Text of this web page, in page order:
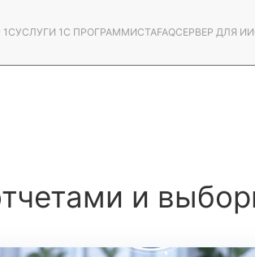
1СУСЛУГИ 1С ПРОГРАММИСТАFAQСЕРВЕР ДЛЯ ИИ
и